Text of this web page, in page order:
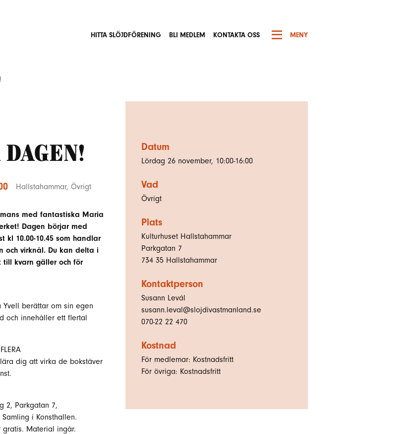
HITTA SLÖJDFÖRENING BLI MEDLEM KONTAKTA OSS MENY
Hallstahammar, Övrigt
med fantastiska Maria
Dagen börjar med
kl 10.00-10.45 som handlar
och virknål. Du kan delta i
till kvarn gäller och för
Yvell berättar om sin egen
och innehåller ett flertal
dig att virka de bokstäver
2, Parkgatan 7,
i Konsthallen.
gratis. Material ingår.
Datum
Lördag 26 november, 10:00-16:00
Vad
Övrigt
Plats
Kulturhuset Hallstahammar
Parkgatan 7
734 35 Hallstahammar
Kontaktperson
Susann Levál
susann.leval@slojdivastmanland.se
070-22 22 470
Kostnad
För medlemar: Kostnadsfritt
För övriga: Kostnadsfritt